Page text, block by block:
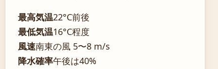
最高気温22°C前後
最低気温16°C程度
風速南東の風 5〜8 m/s
降水確率午後は40%